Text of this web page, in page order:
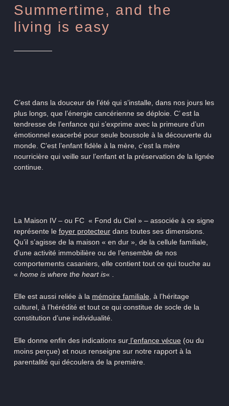
Summertime, and the
living is easy
C’est dans la douceur de l’été qui s’installe, dans nos jours les
plus longs, que l’énergie cancérienne se déploie. C’ est la
tendresse de l’enfance qui s’exprime avec la primeure d’un
émotionnel exacerbé pour seule boussole à la découverte du
monde. C’est l’enfant fidèle à la mère, c’est la mère
nourricière qui veille sur l’enfant et la préservation de la lignée
continue.
La Maison IV – ou FC « Fond du Ciel » – associée à ce signe
représente le foyer protecteurdans toutes ses dimensions.
Qu’il s’agisse de la maison « en dur », de la cellule familiale,
d’une activité immobilière ou de l’ensemble de nos
comportements casaniers, elle contient tout ce qui touche au
« home is where the heart is« .
Elle est aussi reliée à la mémoire familiale, à l’héritage
culturel, à l’hérédité et tout ce qui constitue de socle de la
constitution d’une individualité.
Elle donne enfin des indications surl’enfance vécue(ou du
moins perçue) et nous renseigne sur notre rapport à la
parentalité qui découlera de la première.